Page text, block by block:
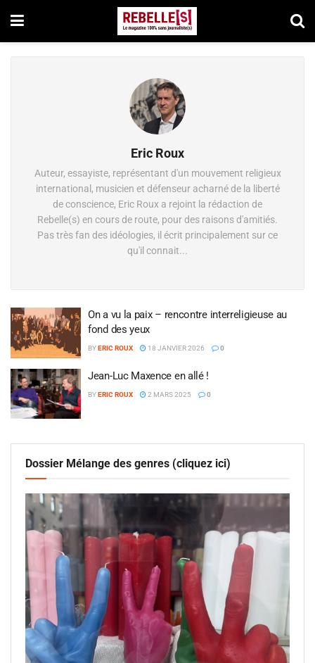
Eric Roux
Auteur, essayiste, représentant d'un mouvement religieux
international, musicien et défenseur acharné de la liberté
de conscience, Eric Roux a rejoint la rédaction de
Rebelle(s) en cours de route, pour des raisons d'amitiés.
Pas très fan des idéologies, il écrit principalement sur ce
qu'il connait...
On a vu la paix – rencontre interreligieuse au
fond des yeux
BYERIC ROUX 18 JANVIER 2026 0
Jean-Luc Maxence en allé !
BYERIC ROUX 2 MARS 2025 0
Dossier Mélange des genres (cliquez ici)